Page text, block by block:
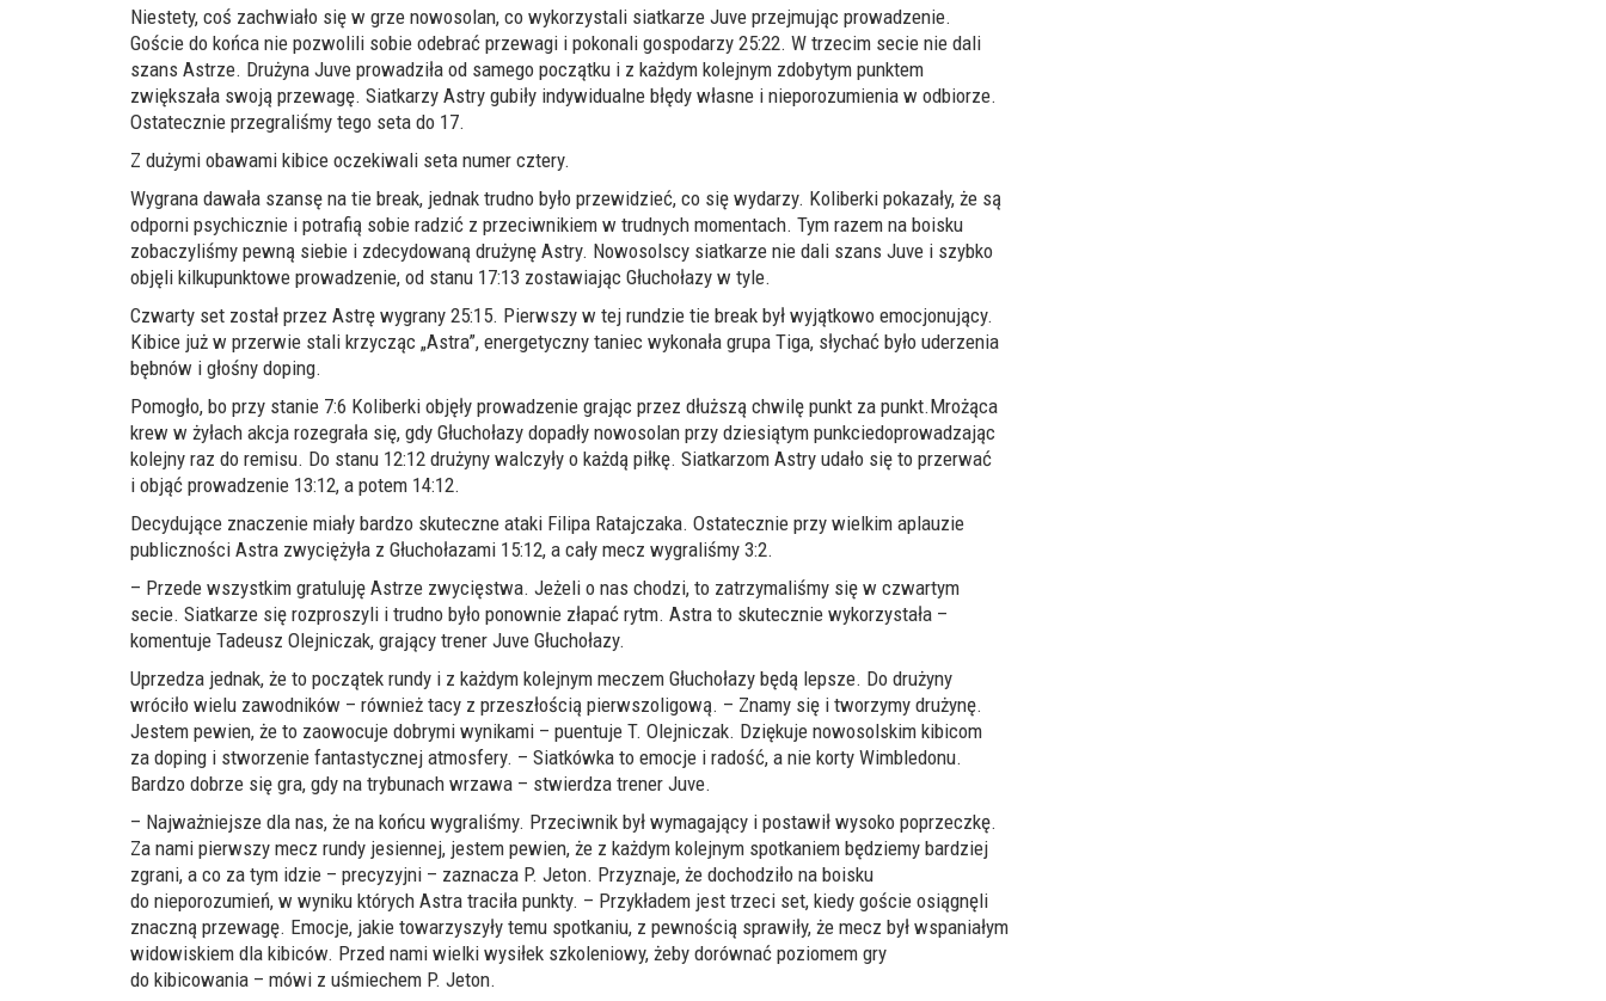
Niestety, coś zachwiało się w grze nowosolan, co wykorzystali siatkarze Juve przejmując prowadzenie.
Goście do końca nie pozwolili sobie odebrać przewagi i pokonali gospodarzy 25:22. W trzecim secie nie dali
szans Astrze. Drużyna Juve prowadziła od samego początku i z każdym kolejnym zdobytym punktem
zwiększała swoją przewagę. Siatkarzy Astry gubiły indywidualne błędy własne i nieporozumienia w odbiorze.
Ostatecznie przegraliśmy tego seta do 17.
Z dużymi obawami kibice oczekiwali seta numer cztery.
Wygrana dawała szansę na tie break, jednak trudno było przewidzieć, co się wydarzy. Koliberki pokazały, że są
odporni psychicznie i potrafią sobie radzić z przeciwnikiem w trudnych momentach. Tym razem na boisku
zobaczyliśmy pewną siebie i zdecydowaną drużynę Astry. Nowosolscy siatkarze nie dali szans Juve i szybko
objęli kilkupunktowe prowadzenie, od stanu 17:13 zostawiając Głuchołazy w tyle.
Czwarty set został przez Astrę wygrany 25:15. Pierwszy w tej rundzie tie break był wyjątkowo emocjonujący.
Kibice już w przerwie stali krzycząc „Astra”, energetyczny taniec wykonała grupa Tiga, słychać było uderzenia
bębnów i głośny doping.
Pomogło, bo przy stanie 7:6 Koliberki objęły prowadzenie grając przez dłuższą chwilę punkt za punkt.Mrożąca
krew w żyłach akcja rozegrała się, gdy Głuchołazy dopadły nowosolan przy dziesiątym punkciedoprowadzając
kolejny raz do remisu. Do stanu 12:12 drużyny walczyły o każdą piłkę. Siatkarzom Astry udało się to przerwać
i objąć prowadzenie 13:12, a potem 14:12.
Decydujące znaczenie miały bardzo skuteczne ataki Filipa Ratajczaka. Ostatecznie przy wielkim aplauzie
publiczności Astra zwyciężyła z Głuchołazami 15:12, a cały mecz wygraliśmy 3:2.
– Przede wszystkim gratuluję Astrze zwycięstwa. Jeżeli o nas chodzi, to zatrzymaliśmy się w czwartym
secie. Siatkarze się rozproszyli i trudno było ponownie złapać rytm. Astra to skutecznie wykorzystała –
komentuje Tadeusz Olejniczak, grający trener Juve Głuchołazy.
Uprzedza jednak, że to początek rundy i z każdym kolejnym meczem Głuchołazy będą lepsze. Do drużyny
wróciło wielu zawodników – również tacy z przeszłością pierwszoligową. – Znamy się i tworzymy drużynę.
Jestem pewien, że to zaowocuje dobrymi wynikami – puentuje T. Olejniczak. Dziękuje nowosolskim kibicom
za doping i stworzenie fantastycznej atmosfery. – Siatkówka to emocje i radość, a nie korty Wimbledonu.
Bardzo dobrze się gra, gdy na trybunach wrzawa – stwierdza trener Juve.
– Najważniejsze dla nas, że na końcu wygraliśmy. Przeciwnik był wymagający i postawił wysoko poprzeczkę.
Za nami pierwszy mecz rundy jesiennej, jestem pewien, że z każdym kolejnym spotkaniem będziemy bardziej
zgrani, a co za tym idzie – precyzyjni – zaznacza P. Jeton. Przyznaje, że dochodziło na boisku
do nieporozumień, w wyniku których Astra traciła punkty. – Przykładem jest trzeci set, kiedy goście osiągnęli
znaczną przewagę. Emocje, jakie towarzyszyły temu spotkaniu, z pewnością sprawiły, że mecz był wspaniałym
widowiskiem dla kibiców. Przed nami wielki wysiłek szkoleniowy, żeby dorównać poziomem gry
do kibicowania – mówi z uśmiechem P. Jeton.